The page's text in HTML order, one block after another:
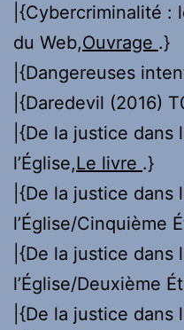
|{Cybercriminalité :
du Web,Ouvrage .}
|{Dangereuses
|{Daredevil (2016)
|{De la justice dans
l’Église,Le livre .}
|{De la justice dans
l’Église/Cinquième
|{De la justice dans
l’Église/Deuxième
|{De la justice dans